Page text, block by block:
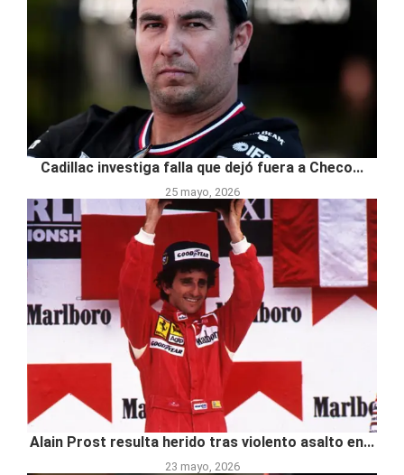
Cadillac investiga falla que dejó fuera a Checo...
25 mayo, 2026
Alain Prost resulta herido tras violento asalto en...
23 mayo, 2026